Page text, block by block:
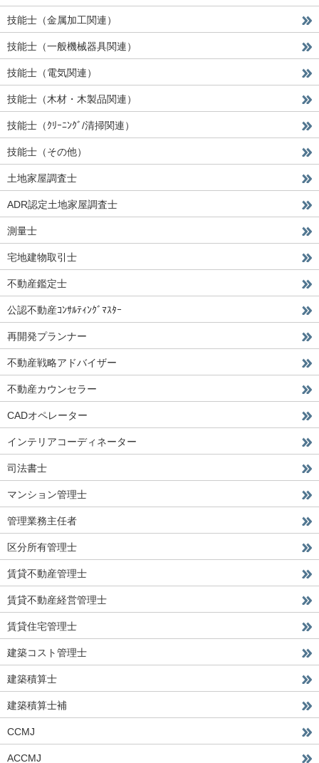
技能士（金属加工関連）
技能士（一般機械器具関連）
技能士（電気関連）
技能士（木材・木製品関連）
技能士（ｸﾘｰﾆﾝｸﾞ/清掃関連）
技能士（その他）
土地家屋調査士
ADR認定土地家屋調査士
測量士
宅地建物取引士
不動産鑑定士
公認不動産ｺﾝｻﾙﾃｨﾝｸﾞﾏｽﾀｰ
再開発プランナー
不動産戦略アドバイザー
不動産カウンセラー
CADオペレーター
インテリアコーディネーター
司法書士
マンション管理士
管理業務主任者
区分所有管理士
賃貸不動産管理士
賃貸不動産経営管理士
賃貸住宅管理士
建築コスト管理士
建築積算士
建築積算士補
CCMJ
ACCMJ